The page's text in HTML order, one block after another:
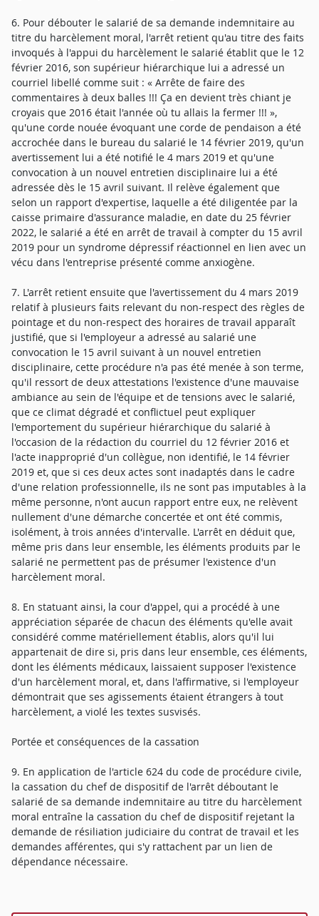
6. Pour débouter le salarié de sa demande indemnitaire au
titre du harcèlement moral, l'arrêt retient qu'au titre des faits
invoqués à l'appui du harcèlement le salarié établit que le 12
février 2016, son supérieur hiérarchique lui a adressé un
courriel libellé comme suit : « Arrête de faire des
commentaires à deux balles !!! Ça en devient très chiant je
croyais que 2016 était l'année où tu allais la fermer !!! »,
qu'une corde nouée évoquant une corde de pendaison a été
accrochée dans le bureau du salarié le 14 février 2019, qu'un
avertissement lui a été notifié le 4 mars 2019 et qu'une
convocation à un nouvel entretien disciplinaire lui a été
adressée dès le 15 avril suivant. Il relève également que
selon un rapport d'expertise, laquelle a été diligentée par la
caisse primaire d'assurance maladie, en date du 25 février
2022, le salarié a été en arrêt de travail à compter du 15 avril
2019 pour un syndrome dépressif réactionnel en lien avec un
vécu dans l'entreprise présenté comme anxiogène.
7. L'arrêt retient ensuite que l'avertissement du 4 mars 2019
relatif à plusieurs faits relevant du non-respect des règles de
pointage et du non-respect des horaires de travail apparaît
justifié, que si l'employeur a adressé au salarié une
convocation le 15 avril suivant à un nouvel entretien
disciplinaire, cette procédure n'a pas été menée à son terme,
qu'il ressort de deux attestations l'existence d'une mauvaise
ambiance au sein de l'équipe et de tensions avec le salarié,
que ce climat dégradé et conflictuel peut expliquer
l'emportement du supérieur hiérarchique du salarié à
l'occasion de la rédaction du courriel du 12 février 2016 et
l'acte inapproprié d'un collègue, non identifié, le 14 février
2019 et, que si ces deux actes sont inadaptés dans le cadre
d'une relation professionnelle, ils ne sont pas imputables à la
même personne, n'ont aucun rapport entre eux, ne relèvent
nullement d'une démarche concertée et ont été commis,
isolément, à trois années d'intervalle. L'arrêt en déduit que,
même pris dans leur ensemble, les éléments produits par le
salarié ne permettent pas de présumer l'existence d'un
harcèlement moral.
8. En statuant ainsi, la cour d'appel, qui a procédé à une
appréciation séparée de chacun des éléments qu'elle avait
considéré comme matériellement établis, alors qu'il lui
appartenait de dire si, pris dans leur ensemble, ces éléments,
dont les éléments médicaux, laissaient supposer l'existence
d'un harcèlement moral, et, dans l'affirmative, si l'employeur
démontrait que ses agissements étaient étrangers à tout
harcèlement, a violé les textes susvisés.
Portée et conséquences de la cassation
9. En application de l'article 624 du code de procédure civile,
la cassation du chef de dispositif de l'arrêt déboutant le
salarié de sa demande indemnitaire au titre du harcèlement
moral entraîne la cassation du chef de dispositif rejetant la
demande de résiliation judiciaire du contrat de travail et les
demandes afférentes, qui s'y rattachent par un lien de
dépendance nécessaire.